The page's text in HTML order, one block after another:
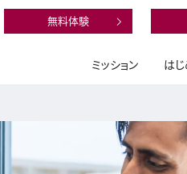
無料体験
ミッション は